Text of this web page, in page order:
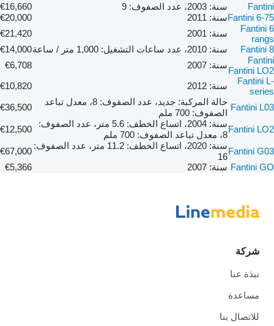
Fantini سنة: 2003، عدد الصفوف: 9
€16,660
Fantini 6-75سنة: 2011
€20,000
Fantini 6
rangs
سنة: 2001
€21,420
Fantini 8
سنة: 2010، عدد ساعات التشغيل: 1,000 متر / ساعة
€14,000
Fantini
Fantini LO2
سنة: 2007
€6,708
Fantini L-
series
سنة: 2012 €10,820
Fantini L03
حالة المركبة: جديد، عدد الصفوف: 8، معدل تباعد
الصفوف: 700 ملم
€36,500
Fantini LO2
سنة: 2004، اتساع الخطف: 5.6 متر، عدد الصفوف:
8، معدل تباعد الصفوف: 700 ملم
€12,500
Fantini G03
سنة: 2020، اتساع الخطف: 11.2 متر، عدد الصفوف:
16
€67,000
Fantini GO سنة: 2007 €5,366
شركة
نبذة عنا
مساعدة
للاتصال بنا